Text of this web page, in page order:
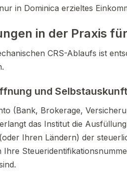
in Dominica erzieltes
in der Praxis
CRS-Ablaufs ist
und Selbstauskunft
(Bank, Brokerage,
das Institut die
Ihren Ländern) der
Ihre